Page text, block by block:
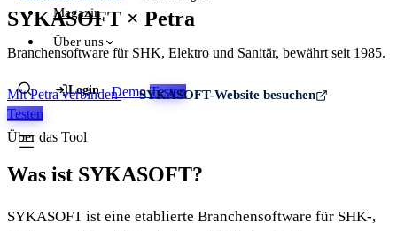
Magazin
Über uns
Login DemoTesten
Testen
SYKASOFT × Petra
Branchensoftware für SHK, Elektro und Sanitär, bewährt seit 1985.
Mit Petra verbinden SYKASOFT-Website besuchen
Über das Tool
Was ist SYKASOFT?
SYKASOFT ist eine etablierte Branchensoftware für SHK-,